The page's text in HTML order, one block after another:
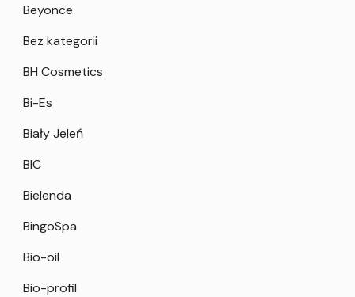
Beyonce
Bez kategorii
BH Cosmetics
Bi-Es
Biały Jeleń
BIC
Bielenda
BingoSpa
Bio-oil
Bio-profil